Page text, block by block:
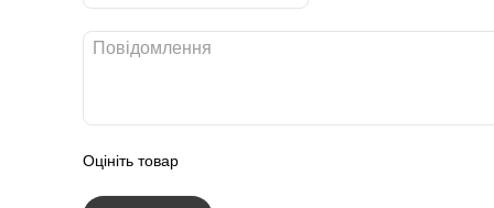
Оцініть товар